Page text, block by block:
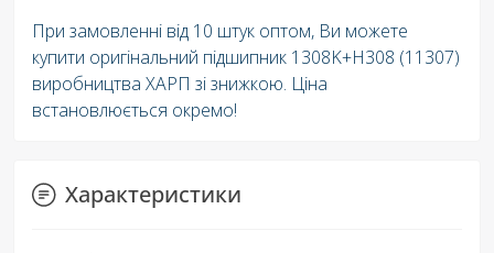
При замовленні від 10 штук оптом, Ви можете
купити оригінальний підшипник 1308K+H308 (11307)
виробництва ХАРП зі знижкою. Ціна
встановлюється окремо!
Характеристики